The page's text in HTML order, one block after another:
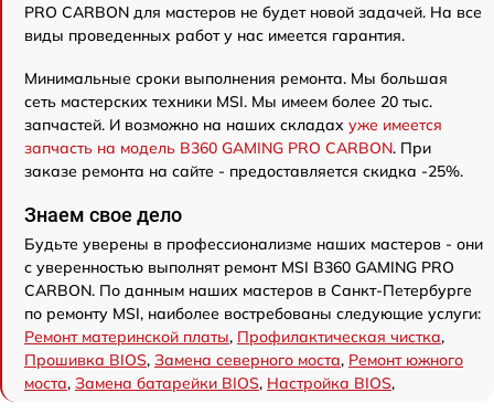
PRO CARBON для мастеров не будет новой задачей. На все
виды проведенных работ у нас имеется гарантия.
Минимальные сроки выполнения ремонта. Мы большая
сеть мастерских техники MSI. Мы имеем более 20 тыс.
запчастей. И возможно на наших складах уже имеется
запчасть на модель B360 GAMING PRO CARBON. При
заказе ремонта на сайте - предоставляется скидка -25%.
Знаем свое дело
Будьте уверены в профессионализме наших мастеров - они
с уверенностью выполнят ремонт MSI B360 GAMING PRO
CARBON. По данным наших мастеров в Санкт-Петербурге
по ремонту MSI, наиболее востребованы следующие услуги:
Ремонт материнской платы, Профилактическая чистка,
Прошивка BIOS, Замена северного моста, Ремонт южного
моста, Замена батарейки BIOS, Настройка BIOS,